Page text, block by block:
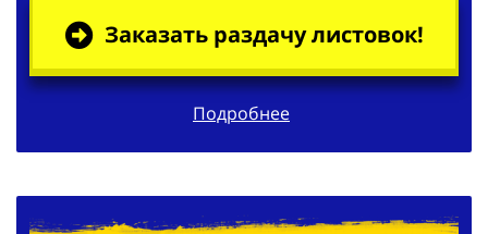
Заказать раздачу листовок!
Подробнее